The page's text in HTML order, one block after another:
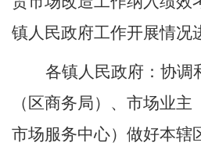
镇人民政府工作开展情况
各镇人民政府： 协调
（ 区商务局） 、市场业主
市场服务中心） 做好本辖